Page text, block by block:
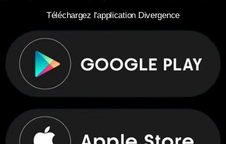
Téléchargez l'application Divergence